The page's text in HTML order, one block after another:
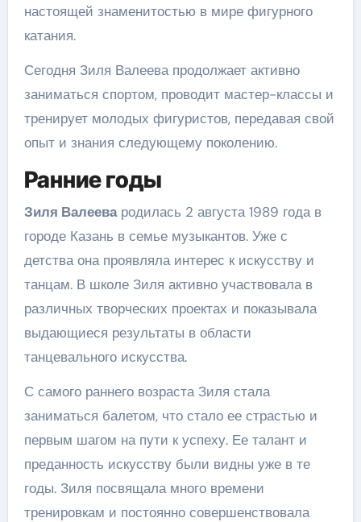
настоящей знаменитостью в мире фигурного
катания.
Сегодня Зиля Валеева продолжает активно
заниматься спортом, проводит мастер-классы и
тренирует молодых фигуристов, передавая свой
опыт и знания следующему поколению.
Ранние годы
Зиля Валеевародилась 2 августа 1989 года в
городе Казань в семье музыкантов. Уже с
детства она проявляла интерес к искусству и
танцам. В школе Зиля активно участвовала в
различных творческих проектах и показывала
выдающиеся результаты в области
танцевального искусства.
С самого раннего возраста Зиля стала
заниматься балетом, что стало ее страстью и
первым шагом на пути к успеху. Ее талант и
преданность искусству были видны уже в те
годы. Зиля посвящала много времени
тренировкам и постоянно совершенствовала